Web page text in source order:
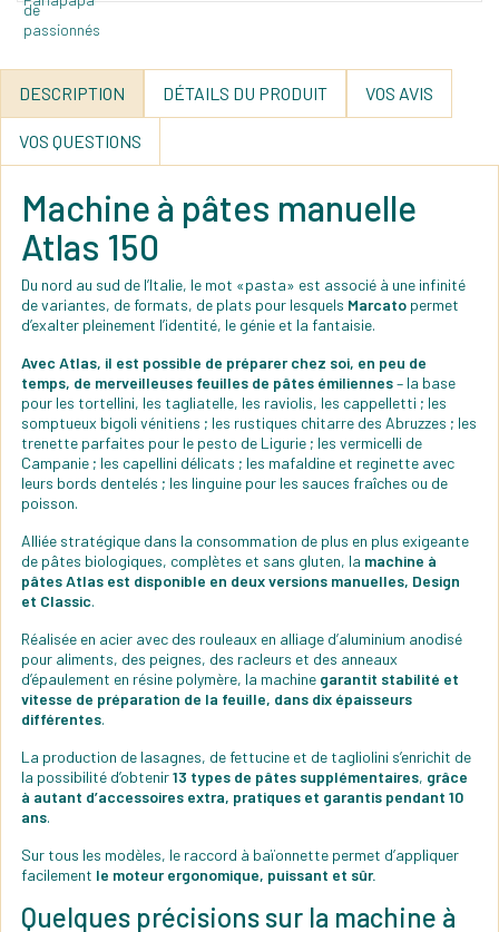
DESCRIPTION DÉTAILS DU PRODUIT VOS AVIS
VOS QUESTIONS
Machine à pâtes manuelle
Atlas 150
Du nord au sud de l’Italie, le mot «pasta» est associé à une infinité
de variantes, de formats, de plats pour lesquels Marcato permet
d’exalter pleinement l’identité, le génie et la fantaisie.
Avec Atlas, il est possible de préparer chez soi, en peu de
temps, de merveilleuses feuilles de pâtes émiliennes– la base
pour les tortellini, les tagliatelle, les raviolis, les cappelletti ; les
somptueux bigoli vénitiens ; les rustiques chitarre des Abruzzes ; les
trenette parfaites pour le pesto de Ligurie ; les vermicelli de
Campanie ; les capellini délicats ; les mafaldine et reginette avec
leurs bords dentelés ; les linguine pour les sauces fraîches ou de
poisson.
Alliée stratégique dans la consommation de plus en plus exigeante
de pâtes biologiques, complètes et sans gluten, la machine à
pâtes Atlas est disponible en deux versions manuelles, Design
et Classic.
Réalisée en acier avec des rouleaux en alliage d’aluminium anodisé
pour aliments, des peignes, des racleurs et des anneaux
d’épaulement en résine polymère, la machine garantit stabilité et
vitesse de préparation de la feuille, dans dix épaisseurs
différentes.
La production de lasagnes, de fettucine et de tagliolini s’enrichit de
la possibilité d’obtenir13 types de pâtes supplémentaires, grâce
à autant d’accessoires extra, pratiques et garantis pendant 10
ans.
Sur tous les modèles, le raccord à baïonnette permet d’appliquer
facilement le moteur ergonomique, puissant et sûr.
Quelques précisions sur la machine à